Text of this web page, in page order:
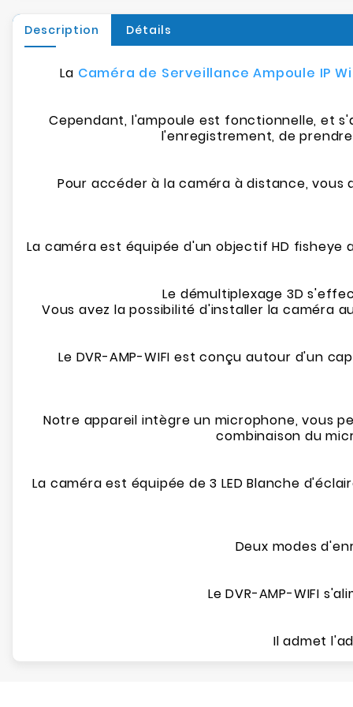
Description Détails
La Caméra de Serveillance Ampoule IP
Cependant, l'ampoule est fonctionnelle, et
l'enregistrement, de
Pour accéder à la caméra à distance,
La caméra est équipée d'un objectif HD fisheye
Le démultiplexage 3D
Vous avez la possibilité d'installer la caméra
Le DVR-AMP-WIFI est conçu autour d'un
Notre appareil intègre un microphone, vous
combinaison du
La caméra est équipée de 3 LED Blanche
Deux modes
Le DVR-AMP-WIFI
Il admet